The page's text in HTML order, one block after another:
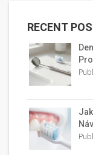
RECENT